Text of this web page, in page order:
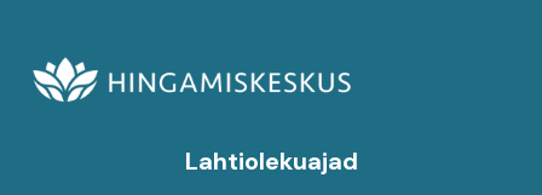
Lahtiolekuajad